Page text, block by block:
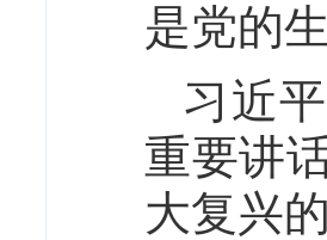
是党的生
习近
重要讲
大复兴